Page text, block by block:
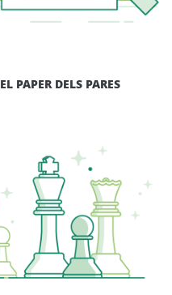
EL PAPER DELS PARES